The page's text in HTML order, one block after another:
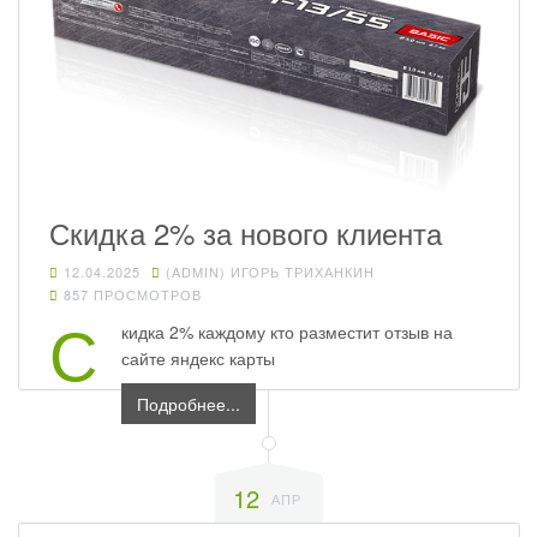
Скидка 2% за нового клиента
12.04.2025
(ADMIN) ИГОРЬ ТРИХАНКИН
857 ПРОСМОТРОВ
С
кидка 2% каждому кто разместит отзыв на
сайте яндекс карты
Подробнее...
12 АПР